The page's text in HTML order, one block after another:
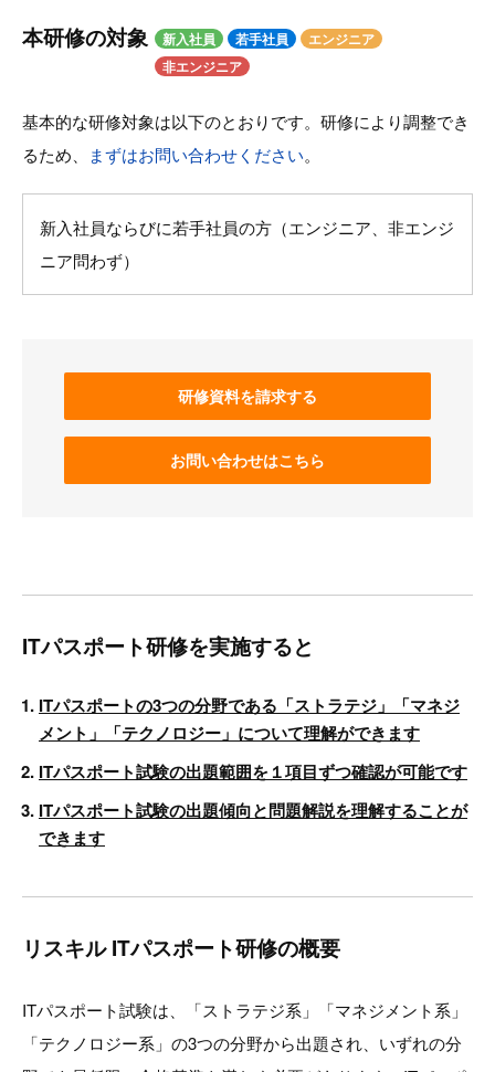
本研修の対象 新入社員 若手社員
エンジニア
非エンジニア
基本的な研修対象は以下のとおりです。研修により調整でき
るため、
まずはお問い合わせください。
新入社員ならびに若手社員の方（エンジニア、非エンジ
ニア問わず）
研修資料を請求する
お問い合わせはこちら
ITパスポート研修を実施すると
ITパスポートの3つの分野である「ストラテジ」「マネジ
メント」「テクノロジー」について理解ができます
ITパスポート試験の出題範囲を１項目ずつ確認が可能です
ITパスポート試験の出題傾向と問題解説を理解することが
できます
リスキル ITパスポート研修の概要
ITパスポート試験は、「ストラテジ系」「マネジメント系」
「テクノロジー系」の3つの分野から出題され、いずれの分